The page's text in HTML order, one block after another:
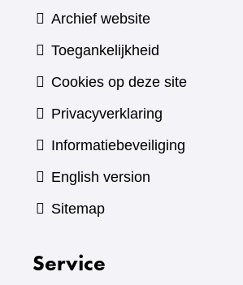
Archief website
Toegankelijkheid
Cookies op deze site
Privacyverklaring
Informatiebeveiliging
English version
Sitemap
Service